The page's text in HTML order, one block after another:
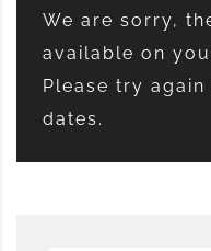
We are sorry,
available on
Please try
dates.